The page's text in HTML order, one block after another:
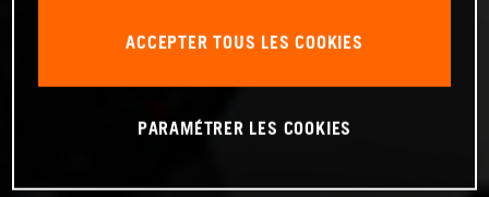
ACCEPTER TOUS LES COOKIES
PARAMÉTRER LES COOKIES